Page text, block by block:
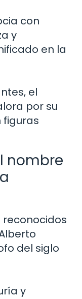
con
y
en la
el
por su
figuras
nombre
reconocidos
del siglo
y